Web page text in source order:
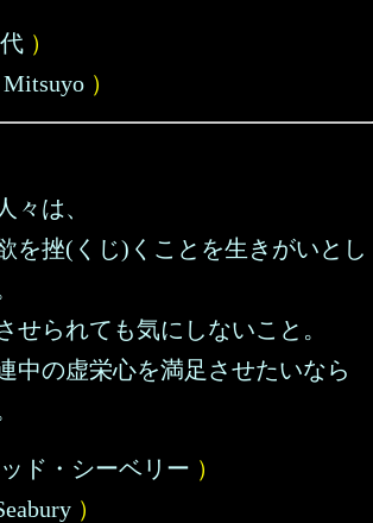
）
）
々は、
を挫(くじ)くことを生きがいとし
せられても気にしないこと。
中の虚栄心を満足させたいなら
ド・シーベリー ）
）